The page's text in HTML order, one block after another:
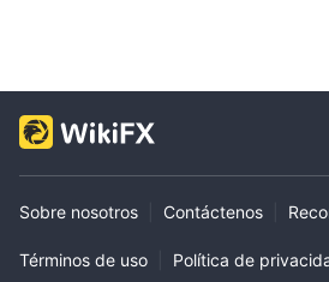
Sobre nosotros Contáctenos
Términos de uso Política de